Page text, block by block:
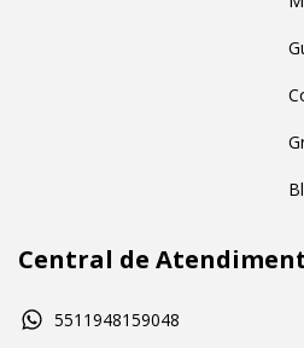
Central de
5511948159048